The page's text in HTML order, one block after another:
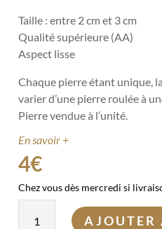
Taille :entre 2 cm et 3 cm
Qualité supérieure (AA)
Aspect lisse
Chaque pierre étant unique,
varier d’une pierre roulée à
Pierre vendue à l’unité.
En savoir +
4€
Chez vous dès mercredi si
AJOUTER